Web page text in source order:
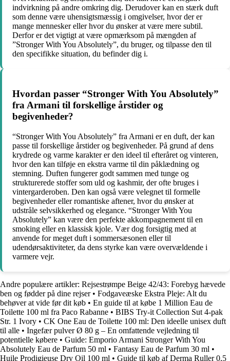
indvirkning på andre omkring dig. Derudover kan en stærk duft
som denne være uhensigtsmæssig i omgivelser, hvor der er
mange mennesker eller hvor du ønsker at være mere subtil.
Derfor er det vigtigt at være opmærksom på mængden af ​​
”Stronger With You Absolutely”, du bruger, og tilpasse den til
den specifikke situation, du befinder dig i.
Hvordan passer “Stronger With You Absolutely”
fra Armani til forskellige årstider og
begivenheder?
“Stronger With You Absolutely” fra Armani er en duft, der kan
passe til forskellige årstider og begivenheder. På grund af dens
krydrede og varme karakter er den ideel til efteråret og vinteren,
hvor den kan tilføje en ekstra varme til din påklædning og
stemning. Duften fungerer godt sammen med tunge og
strukturerede stoffer som uld og kashmir, der ofte bruges i
vintergarderoben. Den kan også være velegnet til formelle
begivenheder eller romantiske aftener, hvor du ønsker at
udstråle selvsikkerhed og elegance. “Stronger With You
Absolutely” kan være den perfekte akkompagnement til en
smoking eller en klassisk kjole. Vær dog forsigtig med at
anvende for meget duft i sommersæsonen eller til
udendørsaktiviteter, da dens styrke kan være overvældende i
varmere vejr.
Andre populære artikler: Rejsestrømpe Beige 42/43: Forebyg hævede
ben og fødder på dine rejser• Fodgaveæske Ekstra Pleje: Alt du
behøver at vide før dit køb • En guide til at købe 1 Million Eau de
Toilette 100 ml fra Paco Rabanne • BIBS Try-it Collection Sut 4-pak
Str. 1 Ivory • CK One Eau de Toilette 100 ml: Den ideelle unisex duft
til alle • Ingefær pulver Ø 80 g – En omfattende vejledning til
potentielle købere • Guide: Emporio Armani Stronger With You
Absolutely Eau de Parfum 50 ml • Fantasy Eau de Parfum 30 ml •
Huile Prodigieuse Dry Oil 100 ml • Guide til køb af Derma Ruller 0,5